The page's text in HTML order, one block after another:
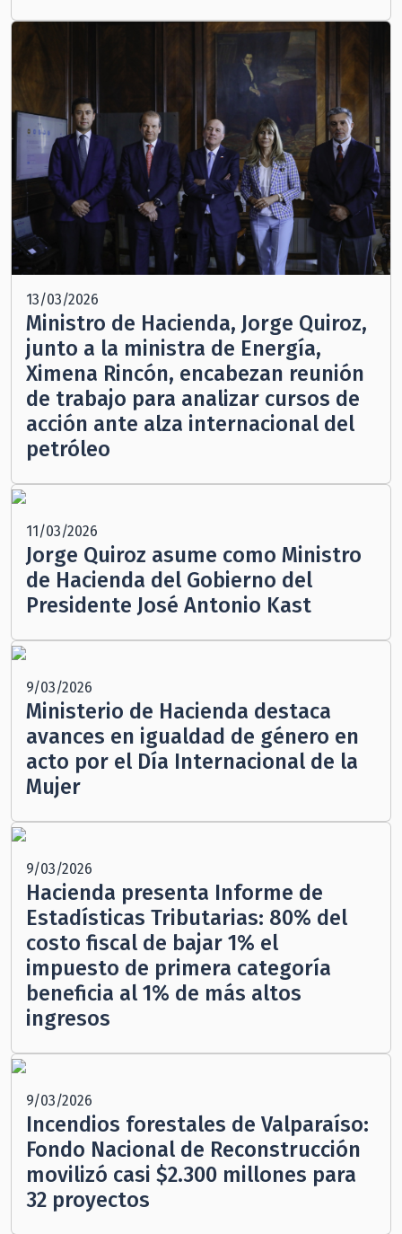
13/03/2026
Ministro de Hacienda, Jorge Quiroz,
junto a la ministra de Energía,
Ximena Rincón, encabezan reunión
de trabajo para analizar cursos de
acción ante alza internacional del
petróleo
11/03/2026
Jorge Quiroz asume como Ministro
de Hacienda del Gobierno del
Presidente José Antonio Kast
9/03/2026
Ministerio de Hacienda destaca
avances en igualdad de género en
acto por el Día Internacional de la
Mujer
9/03/2026
Hacienda presenta Informe de
Estadísticas Tributarias: 80% del
costo fiscal de bajar 1% el
impuesto de primera categoría
beneficia al 1% de más altos
ingresos
9/03/2026
Incendios forestales de Valparaíso:
Fondo Nacional de Reconstrucción
movilizó casi $2.300 millones para
32 proyectos